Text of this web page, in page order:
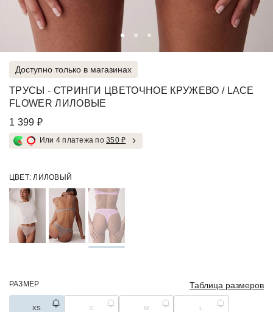
Доступно только в магазинах
ТРУСЫ - СТРИНГИ ЦВЕТОЧНОЕ КРУЖЕВО / LACE
FLOWER ЛИЛОВЫЕ
1 399 ₽
Или 4 платежа по350 ₽
ЦВЕТ:ЛИЛОВЫЙ
РАЗМЕР Таблица размеров
XS S M L